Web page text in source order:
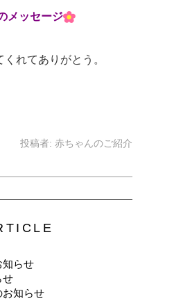
メッセージ
れてありがとう。
投稿者: 赤ちゃんのご紹介
知らせ
せ
お知らせ